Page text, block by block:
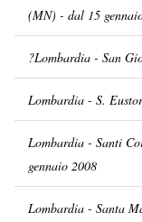
(MN) - dal 15
?Lombardia - San
Lombardia - S.
Lombardia - Santi
gennaio 2008
Lombardia - Santa